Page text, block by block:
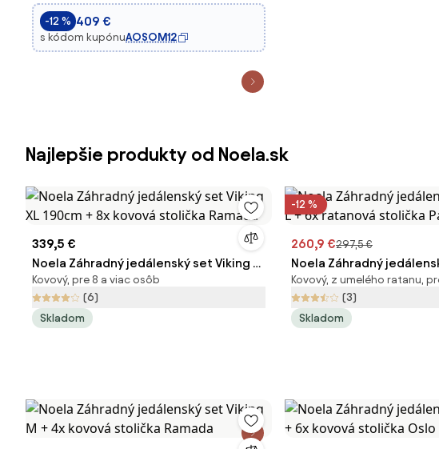
| Aosom
-12 % 409 €
s kódom kupónuAOSOM12
Najlepšie produkty od Noela.sk
339,5 €
Noela Záhradný jedálenský set Viking XL
190cm + 8x kovová stolička Ramada
Kovový, pre 8 a viac osôb
(6)
Skladom
-12 %
260,9 €297,5 €
Noela Záhradný
+ 6x ratanová stolička
Kovový, z umelého ratanu,
(3)
Skladom